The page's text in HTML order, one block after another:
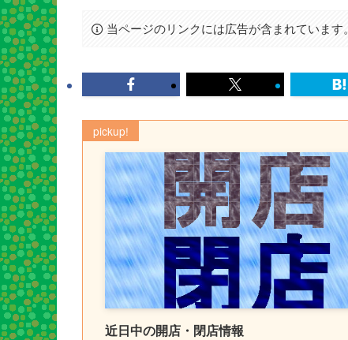
当ページのリンクには広告が含まれています。
pickup!
近日中の開店・閉店情報